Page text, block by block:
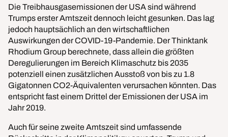
Die Treibhausgasemissionen der USA sind während
Trumps erster Amtszeit dennoch leicht gesunken. Das lag
jedoch hauptsächlich an den wirtschaftlichen
Auswirkungen der COVID-19-Pandemie. Der Thinktank
Rhodium Group berechnete, dass allein die größten
Deregulierungen im Bereich Klimaschutz bis 2035
potenziell einen zusätzlichen Ausstoß von bis zu 1.8
Gigatonnen CO2-Äquivalenten verursachen könnten. Das
entspricht fast einem Drittel der Emissionen der USA im
Jahr 2019.
Auch für seine zweite Amtszeit sind umfassende